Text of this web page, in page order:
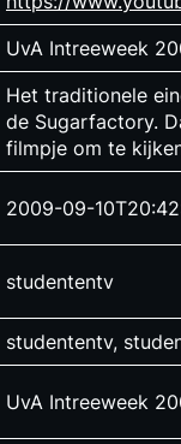
UvA Intreeweek
Het traditionele
de Sugarfactory.
filmpje om te
2009-09-
studententv
studententv,
UvA Intreeweek